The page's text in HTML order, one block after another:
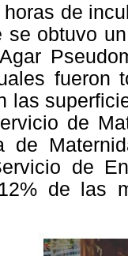
de
se obtuvo
fueron
las
de
de
de
de las